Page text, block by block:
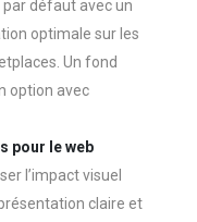
par défaut avec un
optimale sur les
Un fond
option avec
pour le web
l’impact visuel
claire et